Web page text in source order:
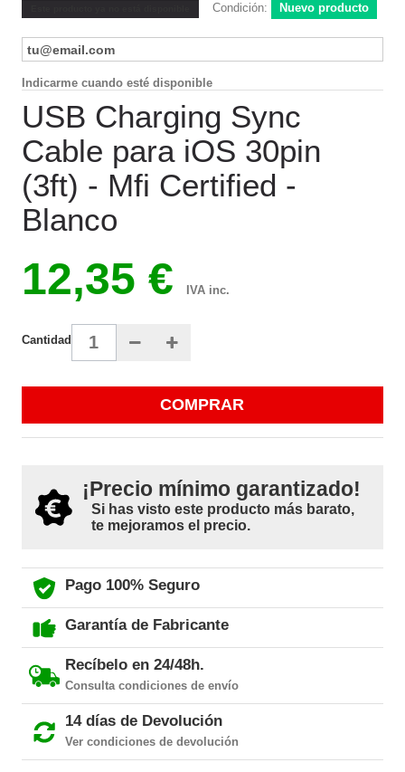
Condición: Nuevo producto
Indicarme cuando esté disponible
USB Charging Sync
Cable para iOS 30pin
(3ft) - Mfi Certified -
Blanco
12,35 € IVA inc.
Cantidad
COMPRAR
¡Precio mínimo garantizado!
Si has visto este producto más barato,
te mejoramos el precio.
Pago 100% Seguro
Garantía de Fabricante
Recíbelo en 24/48h.
Consulta condiciones de envío
14 días de Devolución
Ver condiciones de devolución